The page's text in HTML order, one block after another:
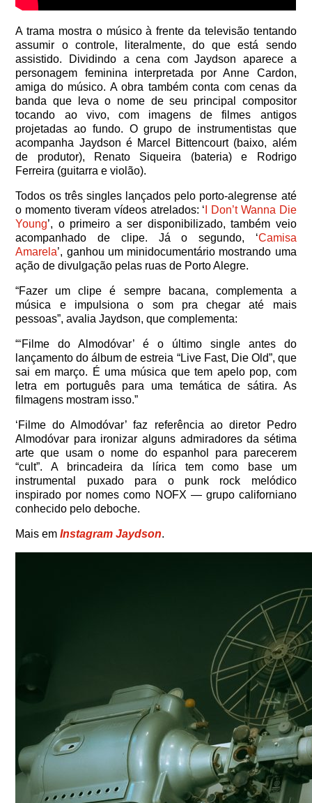
A trama mostra o músico à frente da televisão tentando
assumir o controle, literalmente, do que está sendo
assistido. Dividindo a cena com Jaydson aparece a
personagem feminina interpretada por Anne Cardon,
amiga do músico. A obra também conta com cenas da
banda que leva o nome de seu principal compositor
tocando ao vivo, com imagens de filmes antigos
projetadas ao fundo. O grupo de instrumentistas que
acompanha Jaydson é Marcel Bittencourt (baixo, além
de produtor), Renato Siqueira (bateria) e Rodrigo
Ferreira (guitarra e violão).
Todos os três singles lançados pelo porto-alegrense até
o momento tiveram vídeos atrelados: ‘ I Don’t Wanna Die
Young’, o primeiro a ser disponibilizado, também veio
acompanhado de clipe. Já o segundo, ‘Camisa
Amarela’, ganhou um minidocumentário mostrando uma
ação de divulgação pelas ruas de Porto Alegre.
“Fazer um clipe é sempre bacana, complementa a
música e impulsiona o som pra chegar até mais
pessoas”, avalia Jaydson, que complementa:
“‘Filme do Almodóvar’ é o último single antes do
lançamento do álbum de estreia “Live Fast, Die Old”, que
sai em março. É uma música que tem apelo pop, com
letra em português para uma temática de sátira. As
filmagens mostram isso.”
‘Filme do Almodóvar’ faz referência ao diretor Pedro
Almodóvar para ironizar alguns admiradores da sétima
arte que usam o nome do espanhol para parecerem
“cult”. A brincadeira da lírica tem como base um
instrumental puxado para o punk rock melódico
inspirado por nomes como NOFX — grupo californiano
conhecido pelo deboche.
Mais emInstagram Jaydson.